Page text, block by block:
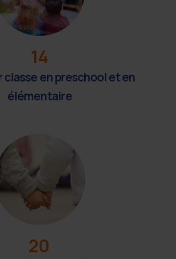
14
classe en preschool et en
élémentaire
20